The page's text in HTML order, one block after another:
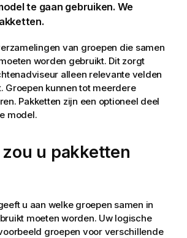
te gaan gebruiken. We
van groepen die samen
worden gebruikt. Dit zorgt
alleen relevante velden
Groepen kunnen tot meerdere
Pakketten zijn een optioneel deel
model.
u pakketten
u aan welke groepen samen in
moeten worden. Uw logische
groepen voor verschillende